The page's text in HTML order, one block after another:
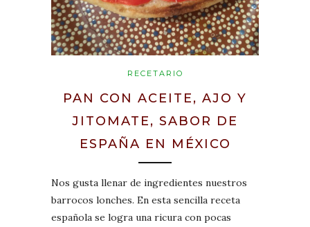
RECETARIO
PAN CON ACEITE, AJO Y
JITOMATE, SABOR DE
ESPAÑA EN MÉXICO
Nos gusta llenar de ingredientes nuestros
barrocos lonches. En esta sencilla receta
española se logra una ricura con pocas